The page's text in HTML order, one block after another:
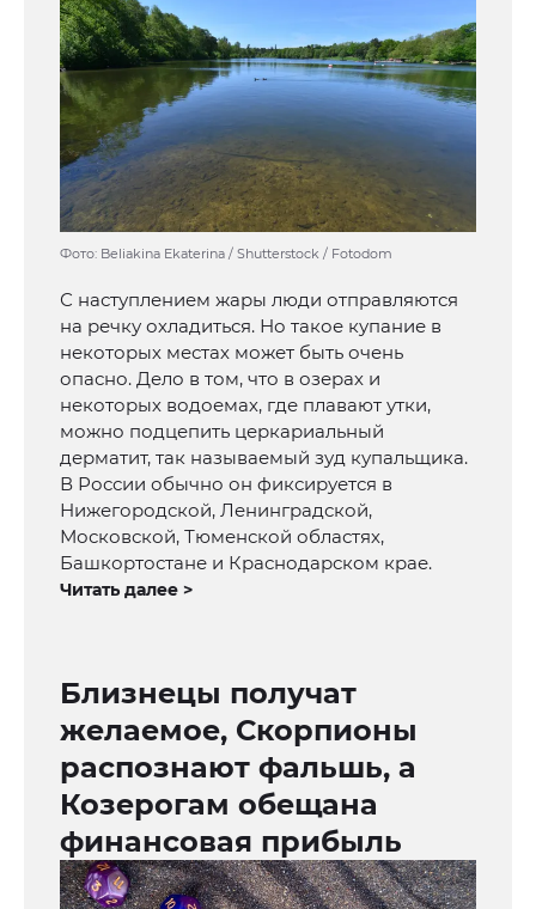
Фото: Beliakina Ekaterina / Shutterstock / Fotodom
С наступлением жары люди отправляются
на речку охладиться. Но такое купание в
некоторых местах может быть очень
опасно. Дело в том, что в озерах и
некоторых водоемах, где плавают утки,
можно подцепить церкариальный
дерматит, так называемый зуд купальщика.
В России обычно он фиксируется в
Нижегородской, Ленинградской,
Московской, Тюменской областях,
Башкортостане и Краснодарском крае.
Читать далее >
Близнецы получат
желаемое, Скорпионы
распознают фальшь, а
Козерогам обещана
финансовая прибыль